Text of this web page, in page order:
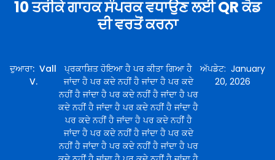
10 ਤਰੀਕੇ ਗਾਹਕ ਸੰਪਰਕ ਵਧਾਉਣ ਲਈ QR ਕੋਡ
ਦੀ ਵਰਤੋਂ ਕਰਨਾ
ਦੁਆਰਾ: Vall
V.
ਪ੍ਰਕਾਸ਼ਿਤ ਹੋਇਆ ਹੈ ਪਰ ਕੀਤਾ ਗਿਆ ਹੈ
ਜਾਂਦਾ ਹੈ ਪਰ ਕਦੇ ਨਹੀਂ ਹੈ ਜਾਂਦਾ ਹੈ ਪਰ ਕਦੇ
ਨਹੀਂ ਹੈ ਜਾਂਦਾ ਹੈ ਪਰ ਕਦੇ ਨਹੀਂ ਹੈ ਜਾਂਦਾ ਹੈ ਪਰ
ਕਦੇ ਨਹੀਂ ਹੈ ਜਾਂਦਾ ਹੈ ਪਰ ਕਦੇ ਨਹੀਂ ਹੈ ਜਾਂਦਾ ਹੈ
ਪਰ ਕਦੇ ਨਹੀਂ ਹੈ ਜਾਂਦਾ ਹੈ ਪਰ ਕਦੇ ਨਹੀਂ ਹੈ
ਜਾਂਦਾ ਹੈ ਪਰ ਕਦੇ ਨਹੀਂ ਹੈ ਜਾਂਦਾ ਹੈ ਪਰ ਕਦੇ
ਨਹੀਂ ਹੈ ਜਾਂਦਾ ਹੈ ਪਰ ਕਦੇ ਨਹੀਂ ਹੈ ਜਾਂਦਾ ਹੈ ਪਰ
ਅੱਪਡੇਟ: January
20, 2026